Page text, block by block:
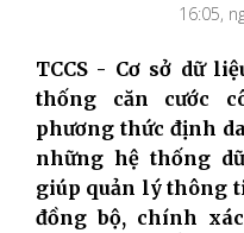
16:05,
TCCS - Cơ sở dữ
thống căn cước
phương thức định
những hệ thống
giúp quản lý thông
đồng bộ, chính